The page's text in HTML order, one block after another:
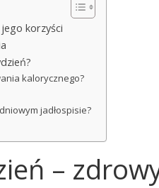
korzyści
kalorycznego?
jadłospisie?
–